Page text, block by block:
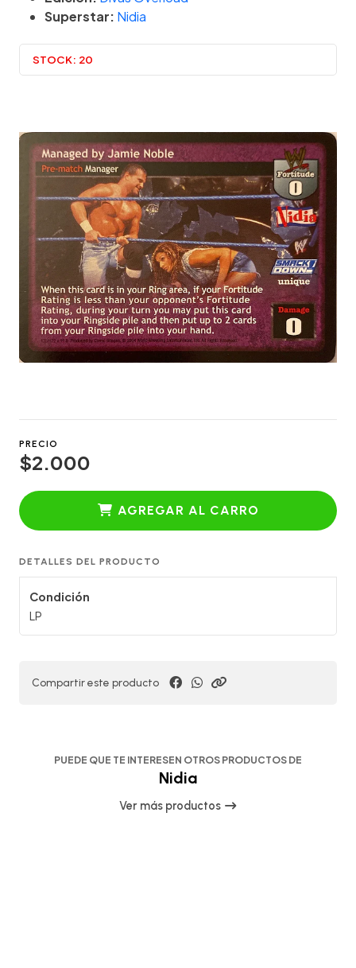
Superstar: Nidia
STOCK: 20
PRECIO
$2.000
AGREGAR AL CARRO
DETALLES DEL PRODUCTO
Condición
LP
Compartir este producto
PUEDE QUE TE INTERESEN OTROS PRODUCTOS DE
Nidia
Ver más productos